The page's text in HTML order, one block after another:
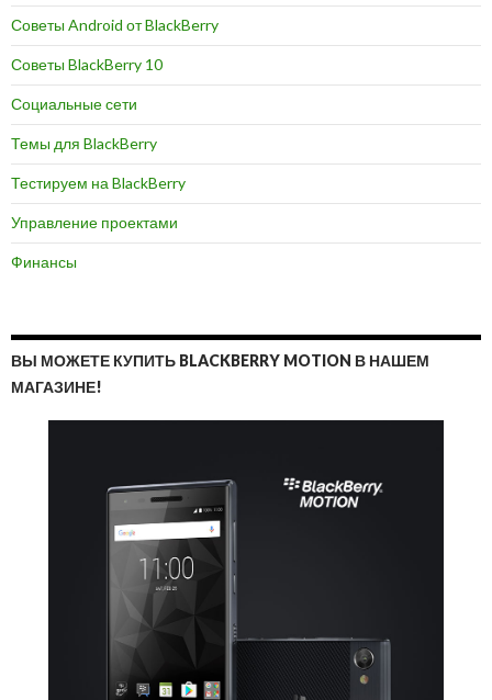
Советы Android от BlackBerry
Советы BlackBerry 10
Социальные сети
Темы для BlackBerry
Тестируем на BlackBerry
Управление проектами
Финансы
ВЫ МОЖЕТЕ КУПИТЬ BLACKBERRY MOTION В НАШЕМ
МАГАЗИНЕ!